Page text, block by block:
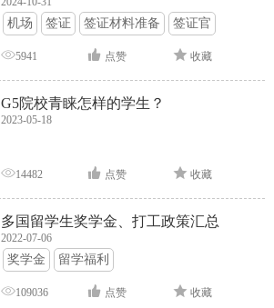
机场 签证 签证材料准备 签证官
签证面试 签证申请攻略
5941 点赞 收藏
G5院校青睐怎样的学生？
2023-05-18
14482 点赞 收藏
多国留学生奖学金、打工政策汇总
2022-07-06
奖学金 留学福利
109036 点赞 收藏